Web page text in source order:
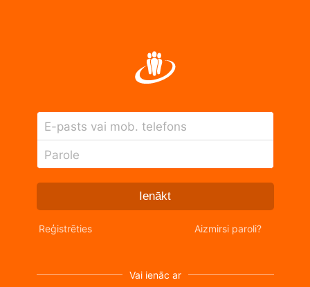
E-pasts vai mob. telefons
Parole
Ienākt
Reģistrēties Aizmirsi paroli?
Vai ienāc ar